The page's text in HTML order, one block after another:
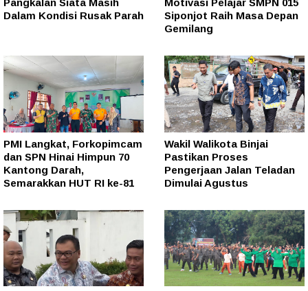
Pangkalan Siata Masih
Dalam Kondisi Rusak Parah
Motivasi Pelajar SMPN 015
Siponjot Raih Masa Depan
Gemilang
PMI Langkat, Forkopimcam
dan SPN Hinai Himpun 70
Kantong Darah,
Semarakkan HUT RI ke-81
Wakil Walikota Binjai
Pastikan Proses
Pengerjaan Jalan Teladan
Dimulai Agustus